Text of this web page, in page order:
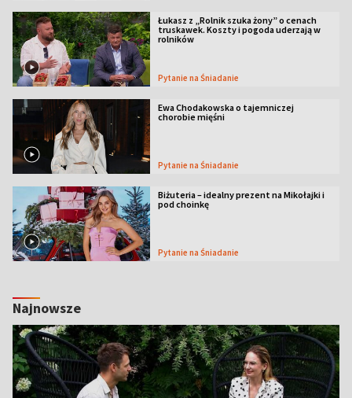
Łukasz z „Rolnik szuka żony” o cenach
truskawek. Koszty i pogoda uderzają w
rolników
Pytanie na Śniadanie
Ewa Chodakowska o tajemniczej
chorobie mięśni
Pytanie na Śniadanie
Biżuteria – idealny prezent na Mikołajki i
pod choinkę
Pytanie na Śniadanie
Najnowsze